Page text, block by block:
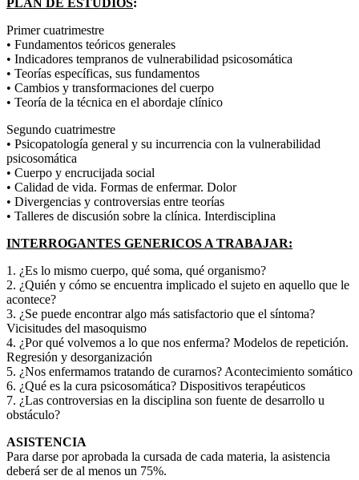
Primer cuatrimestre
• Fundamentos teóricos generales
• Indicadores tempranos de vulnerabilidad psicosomática
• Teorías específicas, sus fundamentos
• Cambios y transformaciones del cuerpo
• Teoría de la técnica en el abordaje clínico
Segundo cuatrimestre
• Psicopatología general y su incurrencia con la vulnerabilidad
psicosomática
• Cuerpo y encrucijada social
• Calidad de vida. Formas de enfermar. Dolor
• Divergencias y controversias entre teorías
• Talleres de discusión sobre la clínica. Interdisciplina
INTERROGANTES GENERICOS A TRABAJAR:
1. ¿Es lo mismo cuerpo, qué soma, qué organismo?
2. ¿Quién y cómo se encuentra implicado el sujeto en aquello que le
acontece?
3. ¿Se puede encontrar algo más satisfactorio que el síntoma?
Vicisitudes del masoquismo
4. ¿Por qué volvemos a lo que nos enferma? Modelos de repetición.
Regresión y desorganización
5. ¿Nos enfermamos tratando de curarnos? Acontecimiento somático
6. ¿Qué es la cura psicosomática? Dispositivos terapéuticos
7. ¿Las controversias en la disciplina son fuente de desarrollo u
obstáculo?
ASISTENCIA
Para darse por aprobada la cursada de cada materia, la asistencia
deberá ser de al menos un 75%.